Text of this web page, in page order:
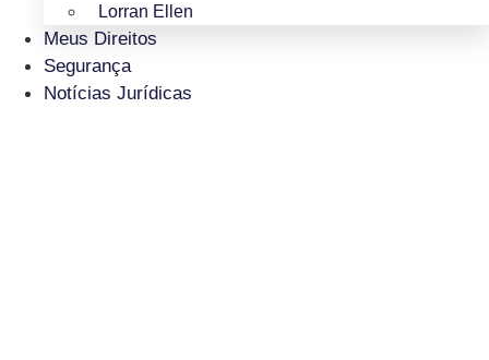
Lorran Ellen
Meus Direitos
Segurança
Notícias Jurídicas